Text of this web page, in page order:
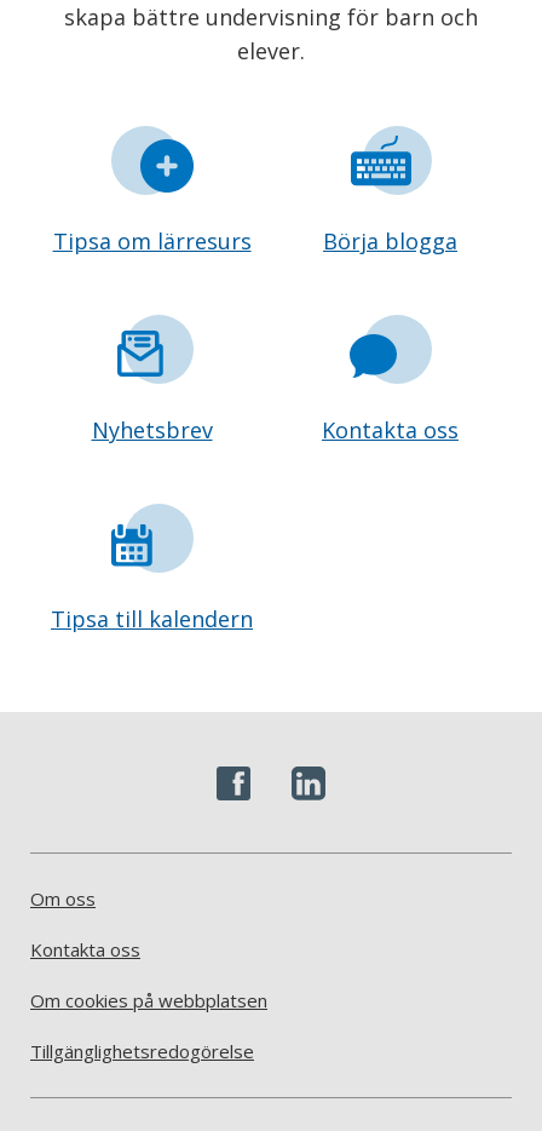
skapa bättre undervisning för barn och
elever.
Tipsa om lärresurs Börja blogga
Nyhetsbrev Kontakta oss
Tipsa till kalendern
Om oss
Kontakta oss
Om cookies på webbplatsen
Tillgänglighetsredogörelse